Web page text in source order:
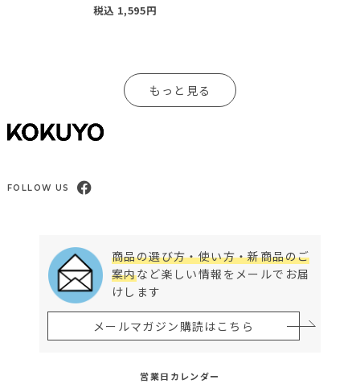
税込 1,595円
もっと見る
FOLLOW US
商品の選び方・使い方・新商品のご
案内など楽しい情報をメールでお届
けします
メールマガジン購読はこちら
営業日カレンダー